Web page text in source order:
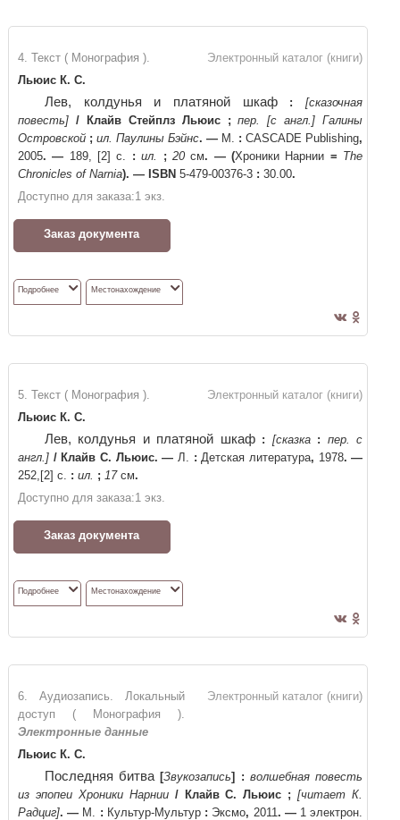
Электронный каталог (книги)
4. Текст ( Монография ).
Льюис К. С.
Лев, колдунья и платяной шкаф :
[сказочная
повесть] / Клайв Стейплз Льюис ; пер. [с англ.] Галины
Островской ; ил. Паулины Бэйнс. — М. : CASCADE Publishing,
2005. — 189, [2] с. : ил. ; 20см. — (Хроники Нарнии = The
Chronicles of Narnia). — ISBN 5-479-00376-3 : 30.00.
Доступно для заказа:1 экз.
Заказ документа
Подробнее Местонахождение
Электронный каталог (книги)
5. Текст ( Монография ).
Льюис К. С.
Лев, колдунья и платяной шкаф : [сказка : пер. с
англ.] / Клайв С. Льюис. — Л. : Детская литература, 1978. —
252,[2] с. : ил. ; 17см.
Доступно для заказа:1 экз.
Заказ документа
Подробнее Местонахождение
Электронный каталог (книги)
6. Аудиозапись. Локальный
доступ ( Монография ).
Электронные данные
Льюис К. С.
Последняя битва [Звукозапись] : волшебная повесть
из эпопеи Хроники Нарнии / Клайв С. Льюис ; [читает К.
Радциг]. — М. : Культур-Мультур : Эксмо, 2011. —1 электрон.